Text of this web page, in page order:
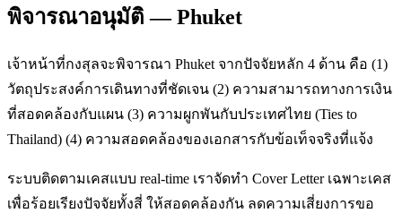
พิจารณาอนุมัติ — Phuket
เจ้าหน้าที่กงสุลจะพิจารณา Phuket จากปัจจัยหลัก 4 ด้าน คือ (1)
วัตถุประสงค์การเดินทางที่ชัดเจน (2) ความสามารถทางการเงิน
ที่สอดคล้องกับแผน (3) ความผูกพันกับประเทศไทย (Ties to
Thailand) (4) ความสอดคล้องของเอกสารกับข้อเท็จจริงที่แจ้ง
ระบบติดตามเคสแบบ real-time เราจัดทำ Cover Letter เฉพาะเคส
เพื่อร้อยเรียงปัจจัยทั้งสี่ ให้สอดคล้องกัน ลดความเสี่ยงการขอ